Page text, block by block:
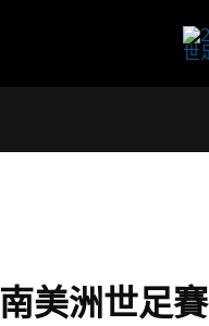
南美洲世足賽